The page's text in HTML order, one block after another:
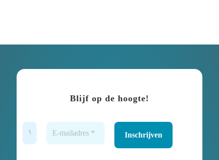
Blijf op de hoogte!